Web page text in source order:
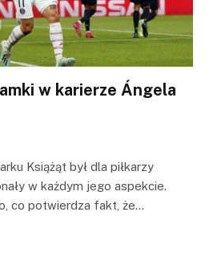
w karierze Ángela
Książąt był dla piłkarzy
w każdym jego aspekcie.
co potwierdza fakt, że…